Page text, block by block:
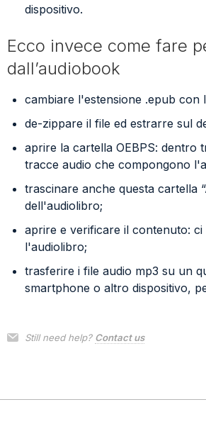
dispositivo.
Ecco invece come fare
dall’audiobook
cambiare l'estensione .epub con
de-zippare il file ed estrarre sul
aprire la cartella OEBPS: dentro
tracce audio che compongono
trascinare anche questa cartella
dell'audiolibro;
aprire e verificare il contenuto:
l'audiolibro;
trasferire i file audio mp3 su un
smartphone o altro dispositivo,
Still need help? Contact us